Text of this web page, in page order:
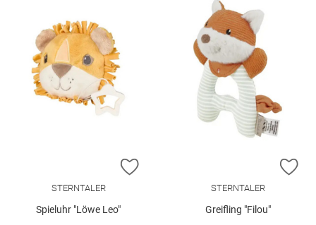
ZUR WUNSCHLISTE HINZUFÜGEN
STERNTALER
Spieluhr "Löwe Leo"
STERNTALER
Greifling "Filou"